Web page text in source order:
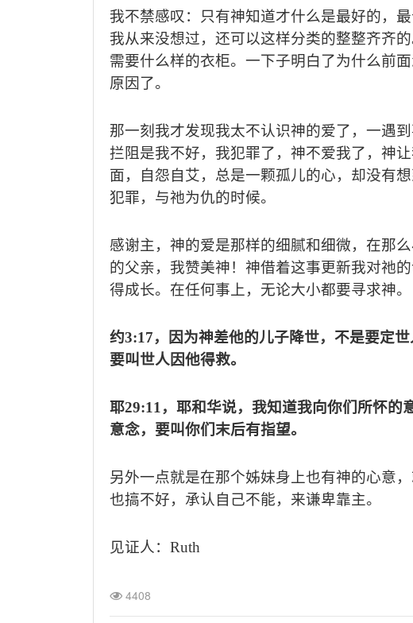
我不禁感叹：只有神知道才什么是最好的，
我从来没想过，还可以这样分类的整整齐齐
需要什么样的衣柜。一下子明白了为什么前
原因了。
那一刻我才发现我太不认识神的爱了，一遇
拦阻是我不好，我犯罪了，神不爱我了，神
面，自怨自艾，总是一颗孤儿的心，却没有
犯罪，与祂为仇的时候。
感谢主，神的爱是那样的细腻和细微，在那
的父亲，我赞美神！神借着这事更新我对祂
得成长。在任何事上，无论大小都要寻求神。
约3:17，因为神差他的儿子降世，不是要定
要叫世人因他得救。
耶29:11 ，耶和华说，我知道我向你们所怀的
意念，要叫你们末后有指望。
另外一点就是在那个姊妹身上也有神的心意
也搞不好，承认自己不能，来谦卑靠主。
见证人： Ruth
4408